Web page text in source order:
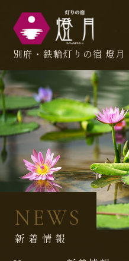
別府・鉄輪灯りの宿 燈月
NEWS
新 着 情 報